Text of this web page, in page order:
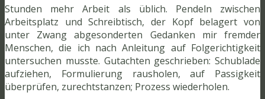
Stunden mehr Arbeit als üblich. Pendeln zwischen
Arbeitsplatz und Schreibtisch, der Kopf belagert von
unter Zwang abgesonderten Gedanken mir fremder
Menschen, die ich nach Anleitung auf Folgerichtigkeit
untersuchen musste. Gutachten geschrieben: Schublade
aufziehen, Formulierung rausholen, auf Passigkeit
überprüfen, zurechtstanzen; Prozess wiederholen.